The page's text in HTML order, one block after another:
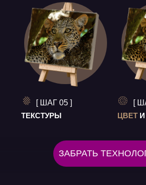
ТЕКСТУРЫ
[ ШАГ 05 ]
ЦВЕТ
[
ЗАБРАТЬ